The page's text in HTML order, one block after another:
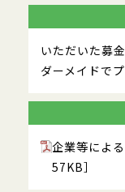
いただいた募
ダーメイドで
企業等によ
57KB］